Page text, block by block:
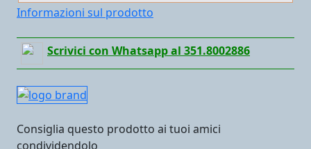
Informazioni sul prodotto
Scrivici con Whatsapp al 351.8002886
Consiglia questo prodotto ai tuoi amici
condividendolo